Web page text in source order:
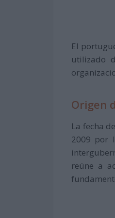
El
utilizado
Origen
La fecha
2009 por
reúne a